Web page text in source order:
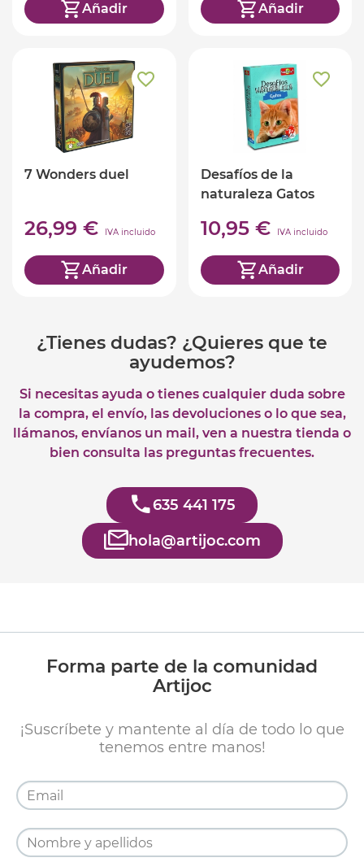
Añadir Añadir
7 Wonders duel
26,99 € IVA incluido
Añadir
Desafíos de la
naturaleza Gatos
10,95 € IVA incluido
Añadir
¿Tienes dudas? ¿Quieres que te
ayudemos?
Si necesitas ayuda o tienes cualquier duda sobre
la compra, el envío, las devoluciones o lo que sea,
llámanos, envíanos un mail, ven a nuestra tienda o
bien consulta las preguntas frecuentes.
635 441 175
hola@artijoc.com
Forma parte de la comunidad
Artijoc
¡Suscríbete y mantente al día de todo lo que
tenemos entre manos!